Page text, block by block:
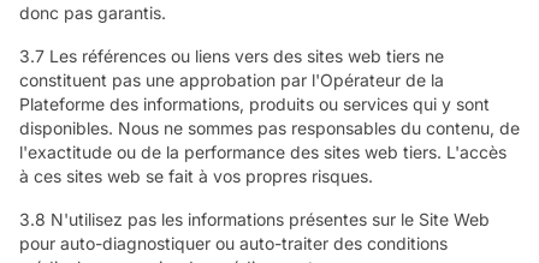
donc pas garantis.
3.7 Les références ou liens vers des sites web tiers ne
constituent pas une approbation par l'Opérateur de la
Plateforme des informations, produits ou services qui y sont
disponibles. Nous ne sommes pas responsables du contenu, de
l'exactitude ou de la performance des sites web tiers. L'accès
à ces sites web se fait à vos propres risques.
3.8 N'utilisez pas les informations présentes sur le Site Web
pour auto-diagnostiquer ou auto-traiter des conditions